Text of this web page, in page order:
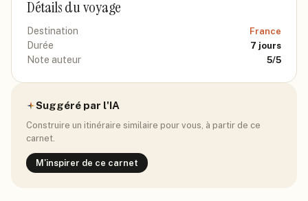
Détails du voyage
Destination France
Durée 7 jours
Note auteur 5/5
Suggéré par l'IA
Construire un itinéraire similaire pour vous, à partir de ce
carnet.
M'inspirer de ce carnet